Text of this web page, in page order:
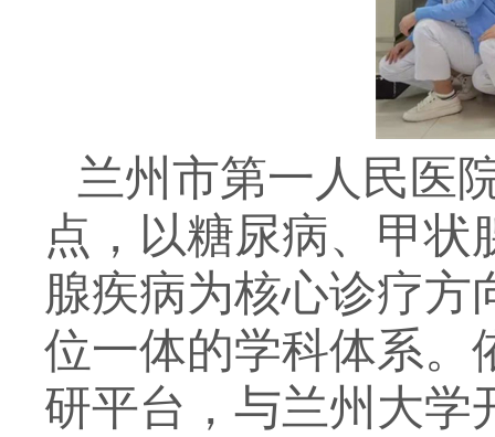
兰州市第一人民医
点，以糖尿病、甲
腺疾病为核心诊疗方
位一体的学科体系。
研平台，与兰州大学